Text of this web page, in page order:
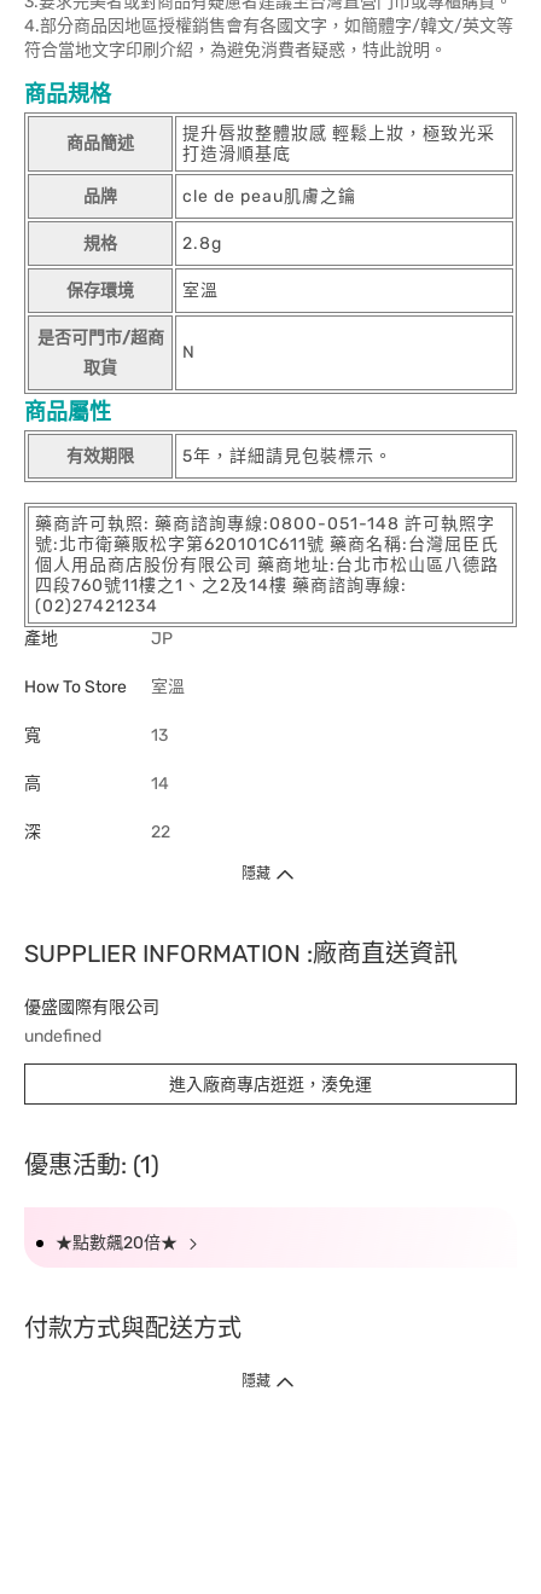
4.部分商品因地區授權銷售會有各國文字，如簡體字/韓文/英文等
符合當地文字印刷介紹，為避免消費者疑惑，特此說明。
商品規格
商品簡述
提升唇妝整體妝感 輕鬆上妝，極致光采
打造滑順基底
品牌 cle de peau肌膚之鑰
規格 2.8g
保存環境 室溫
是否可門市/超商
取貨
N
商品屬性
有效期限 5年，詳細請見包裝標示。
藥商許可執照: 藥商諮詢專線:0800-051-148 許可執照字
號:北市衛藥販松字第620101C611號 藥商名稱:台灣屈臣氏
個人用品商店股份有限公司 藥商地址:台北市松山區八德路
四段760號11樓之1、之2及14樓 藥商諮詢專線:
(02)27421234
產地
JP
How To Store 室溫
寬 13
高 14
深 22
隱藏
SUPPLIER INFORMATION :廠商直送資訊
優盛國際有限公司
undefined
進入廠商專店逛逛，湊免運
優惠活動: (1)
★點數飆20倍★
付款方式與配送方式
隱藏